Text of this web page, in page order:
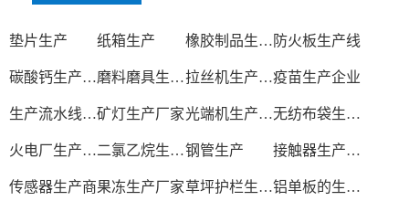
垫片生产 纸箱生产 橡胶制品生产厂 防火板生产线
碳酸钙生产设备 磨料磨具生产厂家 拉丝机生产厂家疫苗生产企业
生产流水线设备矿灯生产厂家 光端机生产厂家 无纺布袋生产厂家
火电厂生产过程 二氯乙烷生产厂家钢管生产 接触器生产厂家
传感器生产商果冻生产厂家 草坪护栏生产厂家 铝单板的生产厂家